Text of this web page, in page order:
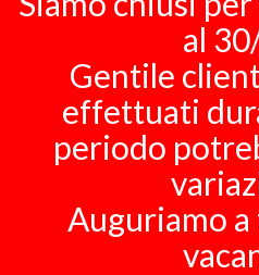
al
Gentile
effettuati
periodo
Auguriamo